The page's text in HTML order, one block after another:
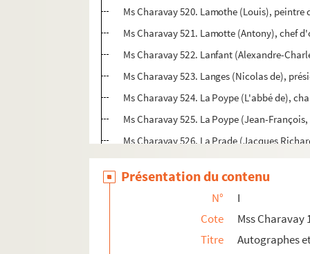
Ms Charavay 520. Lamothe (Louis),
Ms Charavay 521. Lamotte (Antony), chef
Ms Charavay 522. Lanfant (Alexandre-
Ms Charavay 523. Langes (Nicolas de),
Ms Charavay 524. La Poype (L'abbé de),
Ms Charavay 525. La Poype (Jean-
Ms Charavay 526. La Prade (Jacques
Ms Charavay 527. La Roche-Lacarelle
Ms Charavay 528. La Rochette (De),
Ms Charavay 529. Larrivée (Henri),
Ms Charavay 530. Lassalle (Jean),
Ms Charavay 531. Lasausse (Jean-
Présentation du contenu
N°
I
Cote
Mss Charavay
Titre
Autographes